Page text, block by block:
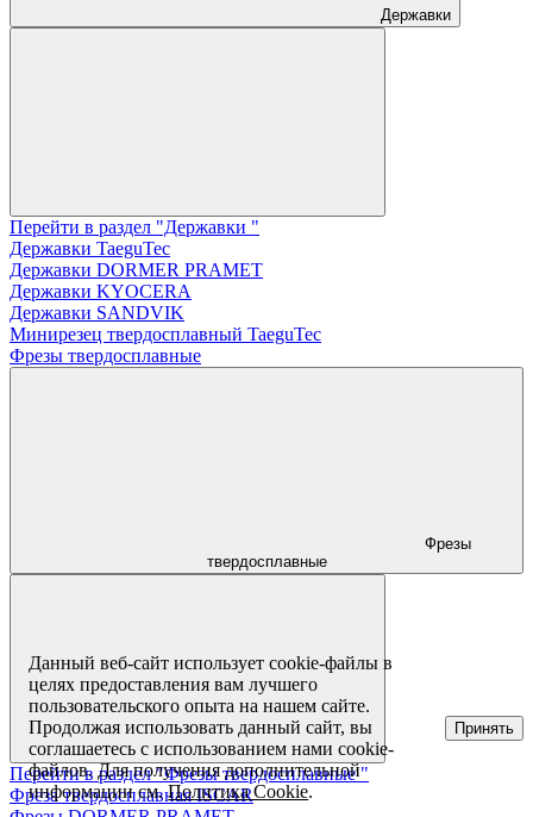
Державки
Перейти в раздел "Державки "
Державки TaeguTec
Державки DORMER PRAMET
Державки KYOCERA
Державки SANDVIK
Минирезец твердосплавный TaeguTec
Фрезы твердосплавные
Фрезы
твердосплавные
Перейти в раздел "Фрезы твердосплавные "
Фреза твердосплавная ISCAR
Данный веб-сайт использует cookie-файлы в
целях предоставления вам лучшего
пользовательского опыта на нашем сайте.
Продолжая использовать данный сайт, вы
соглашаетесь с использованием нами cookie-
файлов. Для получения дополнительной
информации см.Политика Cookie.
Принять